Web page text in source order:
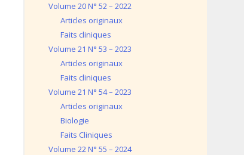
Volume 20 N° 52 – 2022
Articles originaux
Faits cliniques
Volume 21 N° 53 – 2023
Articles originaux
Faits cliniques
Volume 21 N° 54 – 2023
Articles originaux
Biologie
Faits Cliniques
Volume 22 N° 55 – 2024